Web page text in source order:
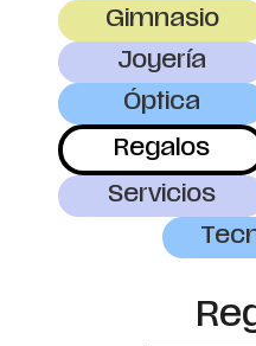
Gimnasio
Joyería
Óptica
Regalos
Servicios